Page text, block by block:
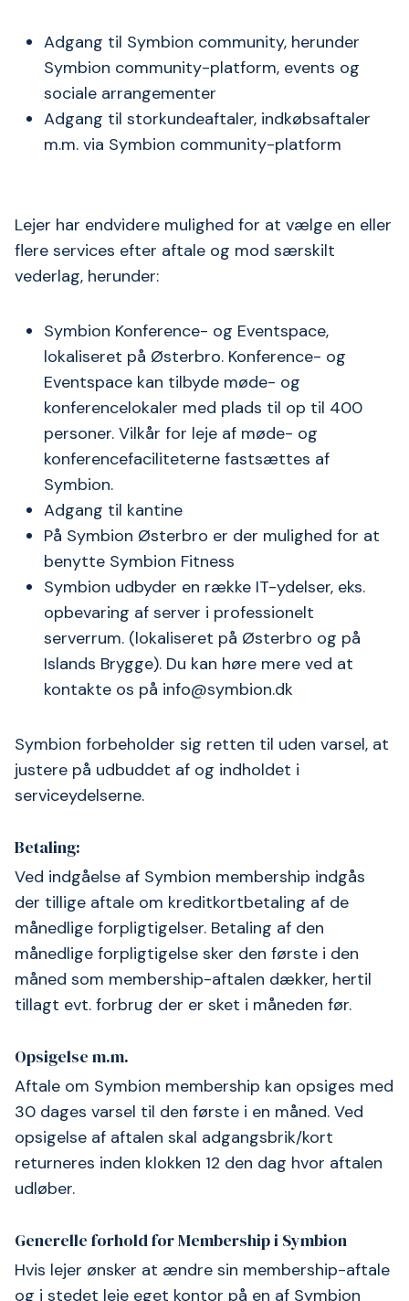
Adgang til Symbion community, herunder
Symbion community-platform, events og
sociale arrangementer
Adgang til storkundeaftaler, indkøbsaftaler
m.m. via Symbion community-platform
Lejer har endvidere mulighed for at vælge en eller
flere services efter aftale og mod særskilt
vederlag, herunder:
Symbion Konference- og Eventspace,
lokaliseret på Østerbro. Konference- og
Eventspace kan tilbyde møde- og
konferencelokaler med plads til op til 400
personer. Vilkår for leje af møde- og
konferencefaciliteterne fastsættes af
Symbion.
Adgang til kantine
På Symbion Østerbro er der mulighed for at
benytte Symbion Fitness
Symbion udbyder en række IT-ydelser, eks.
opbevaring af server i professionelt
serverrum. (lokaliseret på Østerbro og på
Islands Brygge). Du kan høre mere ved at
kontakte os på info@symbion.dk
Symbion forbeholder sig retten til uden varsel, at
justere på udbuddet af og indholdet i
serviceydelserne.
Betaling:
Ved indgåelse af Symbion membership indgås
der tillige aftale om kreditkortbetaling af de
månedlige forpligtigelser. Betaling af den
månedlige forpligtigelse sker den første i den
måned som membership-aftalen dækker, hertil
tillagt evt. forbrug der er sket i måneden før.
Opsigelse m.m.
Aftale om Symbion membership kan opsiges med
30 dages varsel til den første i en måned. Ved
opsigelse af aftalen skal adgangsbrik/kort
returneres inden klokken 12 den dag hvor aftalen
udløber.
Generelle forhold for Membership i Symbion
Hvis lejer ønsker at ændre sin membership-aftale
og i stedet leje eget kontor på en af Symbion